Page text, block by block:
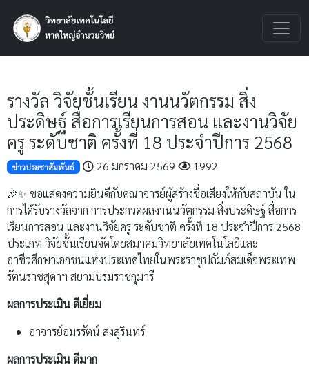
รางวัล วิจัยชั้นเรียน งานนวัตกรรม สิ่ง
ประดิษฐ์ สื่อการเรียนการสอน และงานวิจัย
ครู ระดับชาติ ครั้งที่ 18 ประจำปีการ 2568
ข่าวประชาสัมพันธ์ 26 มกราคม 2569
1992
🎉✨ ขอแสดงความยินดีกับคณาจารย์ผู้สร้างชื่อเสียงให้กับสถาบัน ใน
การได้รับรางวัลจาก การประกวดผลงานนวัตกรรม สิ่งประดิษฐ์ สื่อการ
เรียนการสอน และงานวิจัยครู ระดับชาติ ครั้งที่ 18 ประจำปีการ 2568
ประเภท วิจัยชั้นเรียนจัดโดยสมาคมวิทยาลัยเทคโนโลยีและ
อาชีวศึกษาเอกชนแห่งประเทศไทยในพระราชูปถัมภ์สมเด็จพระเทพ
รัตนราชสุดาฯ สยามบรมราชกุมารี
ผลการประเมิน ดีเยี่ยม
อาจารย์อมรรัตน์ สงสุรินทร์
ผลการประเมิน ดีมาก